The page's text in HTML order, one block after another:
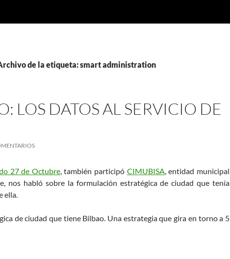
de la etiqueta: smart administration
LOS DATOS AL SERVICIO DE
27 de Octubre, también participó CIMUBISA, entidad municipal
nos habló sobre la formulación estratégica de ciudad que tenía
ella.
de ciudad que tiene Bilbao. Una estrategia que gira en torno a 5